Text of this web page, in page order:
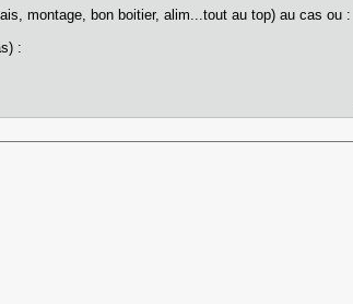
montage, bon boitier, alim...tout au top) au cas ou :
: